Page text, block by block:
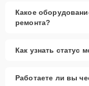
Какое
ремонта?
Как узнать статус
Работаете ли вы